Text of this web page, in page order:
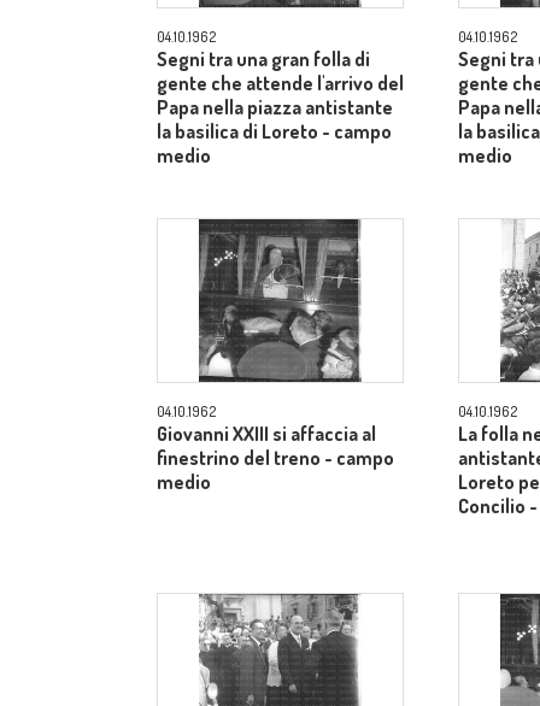
04.10.1962
Segni tra una gran folla di
gente che attende l'arrivo del
Papa nella piazza antistante
la basilica di Loreto - campo
medio
04.10.1962
Segni tra
gente
Papa
la
medio
04.10.1962
Giovanni XXIII si affaccia al
finestrino del treno - campo
medio
04.10.1962
La folla
Loreto
Concilio